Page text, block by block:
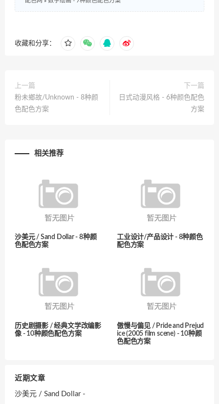
收藏和分享：
上一篇
粉未鄉故/Unknown - 8种颜
色配色方案
下一篇
日式动漫风格 - 6种颜色配色
方案
相关推荐
沙美元 / Sand Dollar - 8种颜
色配色方案
工业设计/产品设计 - 8种颜色
配色方案
历史剧摄影 / 经典文学改编影
像 - 10种颜色配色方案
傲慢与偏见 / Pride and Prejud
ice (2005 film scene) - 10种颜
色配色方案
近期文章
沙美元 / Sand Dollar -